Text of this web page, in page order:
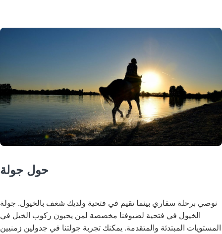
حول جولة
نوصي برحلة سفاري بينما تقيم في فتحية ولديك شغف بالخيول. جولة
الخيول في فتحية لضيوفنا مخصصة لمن يحبون ركوب الخيل في
المستويات المبتدئة والمتقدمة. يمكنك تجربة جولتنا في جدولين زمنيين